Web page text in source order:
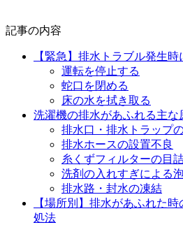
記事の内容
【緊急】排水トラブル発生
運転を停止する
蛇口を閉める
床の水を拭き取る
洗濯機の排水があふれる主な
排水口・排水トラップ
排水ホースの設置不良
糸くずフィルターの目
洗剤の入れすぎによる
排水路・封水の凍結
【場所別】排水があふれた
処法